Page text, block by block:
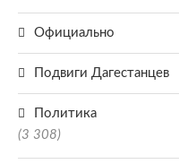
Официально
Подвиги Дагестанцев
Политика
(3 308)